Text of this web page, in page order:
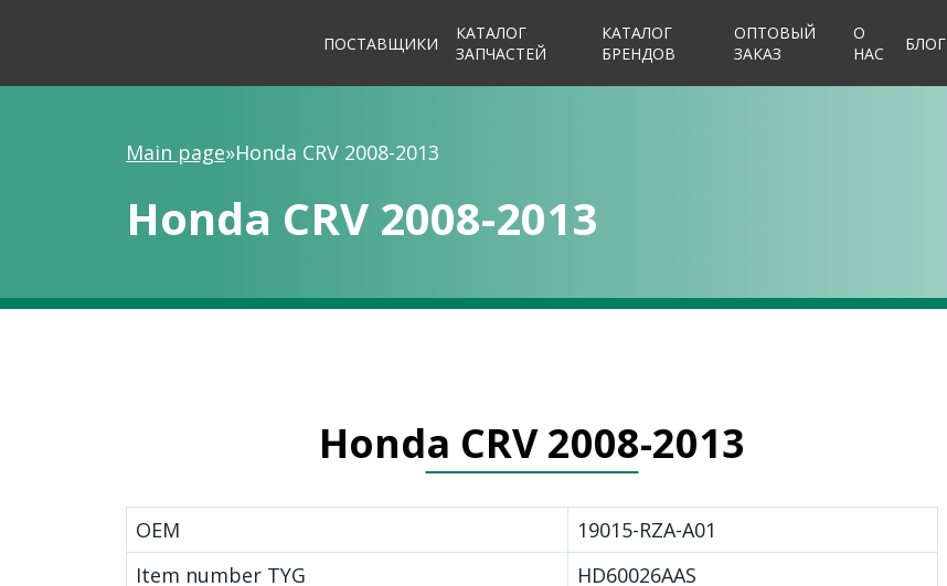
ПОСТАВЩИКИ
КАТАЛОГ
ЗАПЧАСТЕЙ
КАТАЛОГ
БРЕНДОВ
ОПТОВЫЙ
ЗАКАЗ
О
НАС
БЛОГ
Main page»Honda CRV 2008-2013
Honda CRV 2008-2013
Honda CRV 2008-2013
OEM
19015-RZA-A01
Item number TYG
HD60026AAS